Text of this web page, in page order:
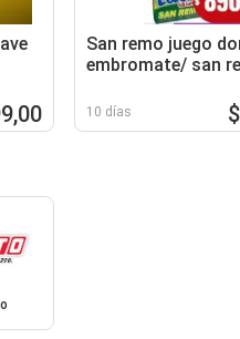
San remo juego
embromate/ san
loteria
10 días